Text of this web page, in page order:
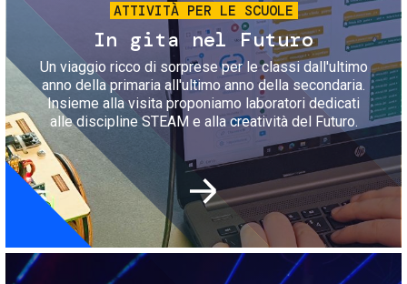
ATTIVITÀ PER LE SCUOLE
In gita nel Futuro
Un viaggio ricco di sorprese per le classi dall'ultimo
anno della primaria all'ultimo anno della secondaria.
Insieme alla visita proponiamo laboratori dedicati
alle discipline STEAM e alla creatività del Futuro.
Immagine